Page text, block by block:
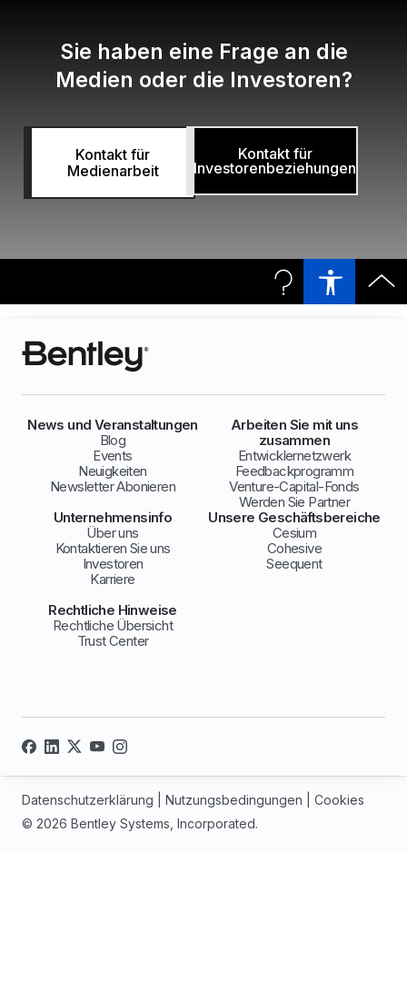
Sie haben eine Frage an die
Medien oder die Investoren?
Kontakt für
Medienarbeit
Kontakt für
Investorenbeziehungen
News und Veranstaltungen
Blog
Events
Neuigkeiten
Newsletter Abonieren
Arbeiten Sie mit uns
zusammen
Entwicklernetzwerk
Feedbackprogramm
Venture-Capital-Fonds
Werden Sie Partner
Unternehmensinfo
Über uns
Kontaktieren Sie uns
Investoren
Karriere
Unsere Geschäftsbereiche
Cesium
Cohesive
Seequent
Rechtliche Hinweise
Rechtliche Übersicht
Trust Center
© 2026 Bentley Systems, Incorporated.
Datenschutzerklärung Nutzungsbedingungen Cookies